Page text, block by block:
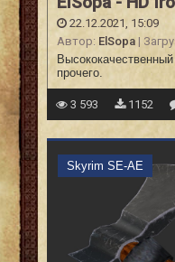
22.12.2021, 15:09
Автор: ElSopa |
прочего.
3 593 1152
Skyrim SE-AE